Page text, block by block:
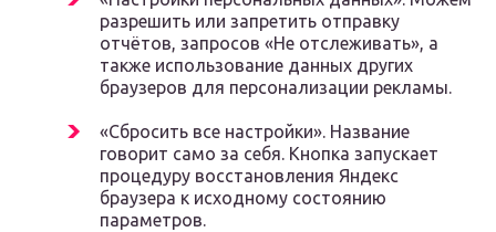
разрешить или запретить отправку
отчётов, запросов «Не отслеживать», а
также использование данных других
браузеров для персонализации рекламы.
«Сбросить все настройки». Название
говорит само за себя. Кнопка запускает
процедуру восстановления Яндекс
браузера к исходному состоянию
параметров.